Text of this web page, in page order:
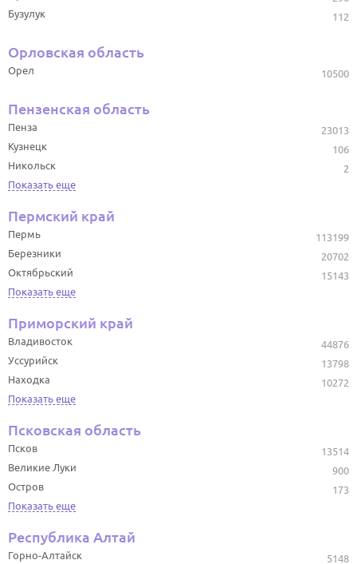
112
Бузулук
Орловская область
10500
Орел
Пензенская область
23013
Пенза
106
Кузнецк
2
Никольск
Показать еще
Пермский край
113199
Пермь
20702
Березники
15143
Октябрьский
Показать еще
Приморский край
44876
Владивосток
13798
Уссурийск
10272
Находка
Показать еще
Псковская область
13514
Псков
900
Великие Луки
173
Остров
Показать еще
Республика Алтай
5148
Горно-Алтайск